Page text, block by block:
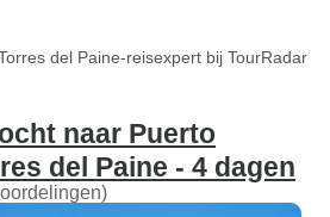
del Paine-reisexpert bij TourRadar
naar Puerto
del Paine - 4 dagen